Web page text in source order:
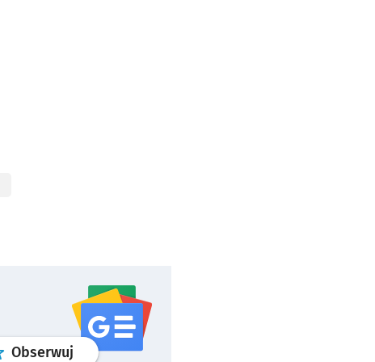
Obserwuj profilgoogle news